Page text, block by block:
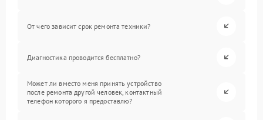
От чего зависит срок ремонта техники?
Диагностика проводится бесплатно?
Может ли вместо меня принять устройство
после ремонта другой человек, контактный
телефон которого я предоставлю?